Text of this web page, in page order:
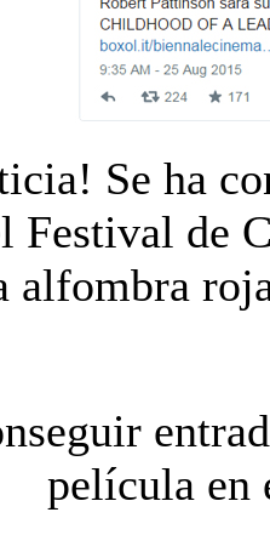
Se ha
Festival de
alfombra
película